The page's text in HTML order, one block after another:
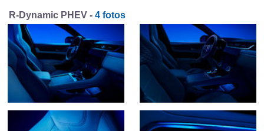
R-Dynamic PHEV - 4 fotos